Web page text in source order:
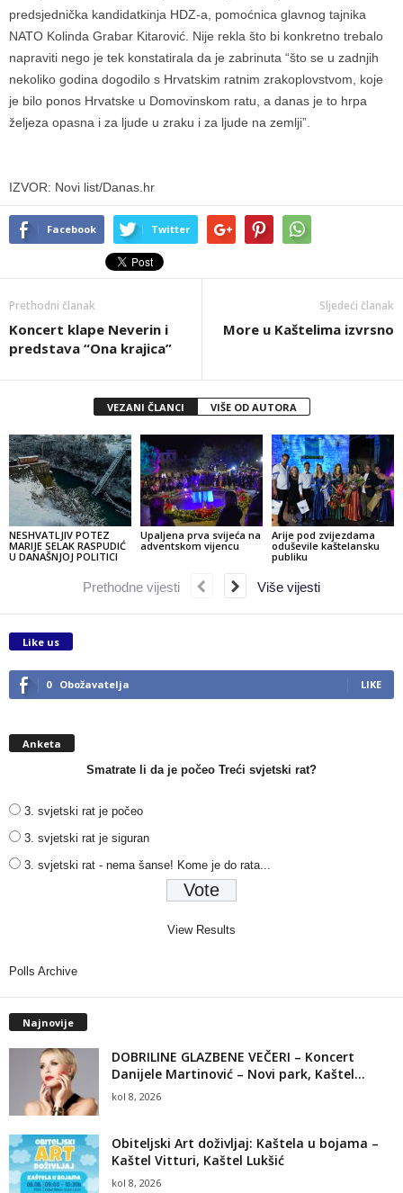
predsjednička kandidatkinja HDZ-a, pomoćnica glavnog tajnika
NATO Kolinda Grabar Kitarović. Nije rekla što bi konkretno trebalo
napraviti nego je tek konstatirala da je zabrinuta “što se u zadnjih
nekoliko godina dogodilo s Hrvatskim ratnim zrakoplovstvom, koje
je bilo ponos Hrvatske u Domovinskom ratu, a danas je to hrpa
željeza opasna i za ljude u zraku i za ljude na zemlji”.
IZVOR: Novi list/Danas.hr
Facebook Twitter
Prethodni članak
Koncert klape Neverin i
predstava “Ona krajica”
Sljedeći članak
More u Kaštelima izvrsno
VEZANI ČLANCI VIŠE OD AUTORA
NESHVATLJIV POTEZ
MARIJE SELAK RASPUDIĆ
U DANAŠNJOJ POLITICI
Upaljena prva svijeća na
adventskom vijencu
Arije pod zvijezdama
oduševile kaštelansku
publiku
Prethodne vijesti Više vijesti
Like us
0 Obožavatelja LIKE
Anketa
Smatrate li da je počeo Treći svjetski rat?
3. svjetski rat je počeo
3. svjetski rat je siguran
3. svjetski rat - nema šanse! Kome je do rata...
View Results
Polls Archive
Najnovije
DOBRILINE GLAZBENE VEČERI – Koncert
Danijele Martinović – Novi park, Kaštel...
kol 8, 2026
Obiteljski Art doživljaj: Kaštela u bojama –
Kaštel Vitturi, Kaštel Lukšić
kol 8, 2026